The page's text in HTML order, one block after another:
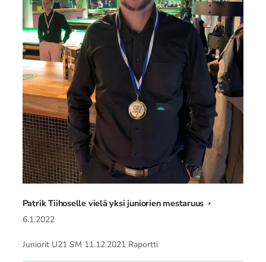
Patrik Tiihoselle vielä yksi juniorien mestaruus
6.1.2022
Juniorit U21 SM 11.12.2021 Raportti